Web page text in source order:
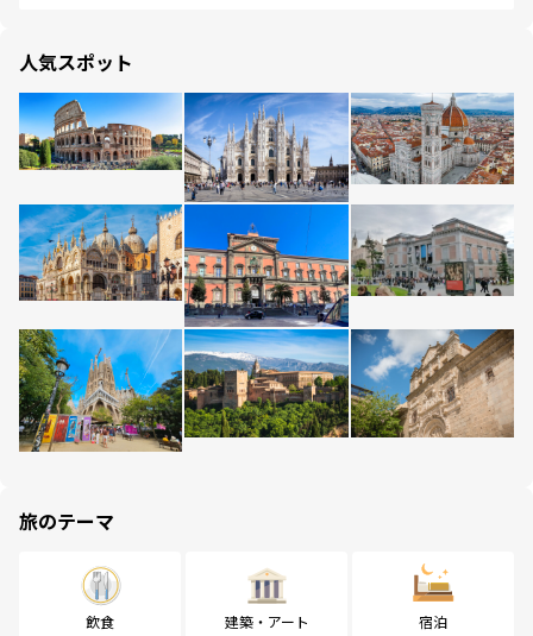
人気スポット
旅のテーマ
飲食 建築・アート 宿泊